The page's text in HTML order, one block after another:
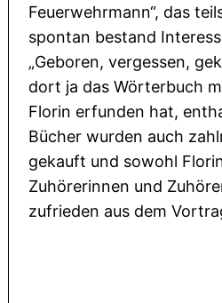
Feuerwehrmann“, das
spontan bestand
„Geboren, vergessen,
dort ja das Wörterbuch
Florin erfunden hat,
Bücher wurden auch
gekauft und sowohl
Zuhörerinnen und
zufrieden aus dem